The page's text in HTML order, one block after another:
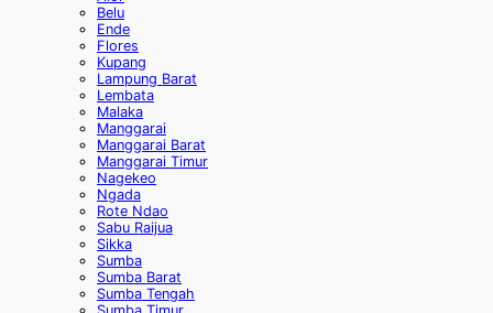
Belu
Ende
Flores
Kupang
Lampung Barat
Lembata
Malaka
Manggarai
Manggarai Barat
Manggarai Timur
Nagekeo
Ngada
Rote Ndao
Sabu Raijua
Sikka
Sumba
Sumba Barat
Sumba Tengah